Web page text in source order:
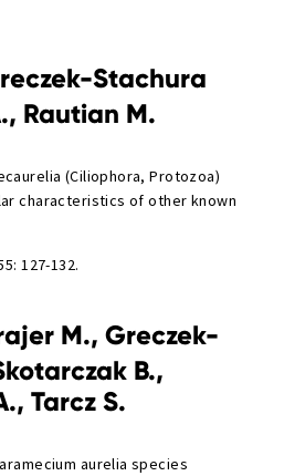
Stachura
Rautian M.
(Ciliophora, Protozoa)
characteristics of other known
127-132.
M., Greczek-
B.,
Tarcz S.
aurelia species